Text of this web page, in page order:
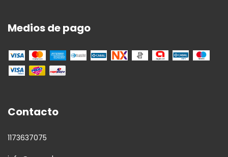
Medios de pago
Contacto
1173637075